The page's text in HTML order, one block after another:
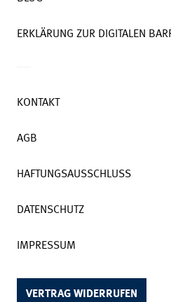
ERKLÄRUNG ZUR DIGITALEN
KONTAKT
AGB
HAFTUNGSAUSSCHLUSS
DATENSCHUTZ
IMPRESSUM
VERTRAG WIDERRUFEN